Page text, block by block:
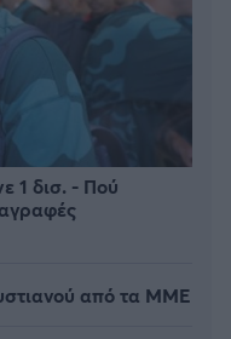
1 δισ. - Πού
από τα ΜΜΕ